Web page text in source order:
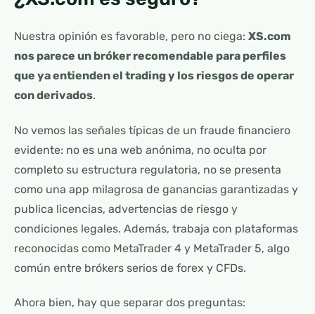
Nuestra opinión es favorable, pero no ciega: XS.com
nos parece un bróker recomendable para perfiles
que ya entienden el trading y los riesgos de operar
con derivados.
No vemos las señales típicas de un fraude financiero
evidente: no es una web anónima, no oculta por
completo su estructura regulatoria, no se presenta
como una app milagrosa de ganancias garantizadas y
publica licencias, advertencias de riesgo y
condiciones legales. Además, trabaja con plataformas
reconocidas como MetaTrader 4 y MetaTrader 5, algo
común entre brókers serios de forex y CFDs.
Ahora bien, hay que separar dos preguntas: